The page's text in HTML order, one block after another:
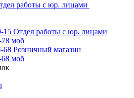
работы с юр. лицами
15 Отдел работы с юр. лицами
78 моб
68 Розничный магазин
68 моб